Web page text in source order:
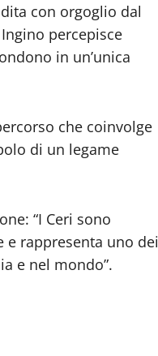
con orgoglio dal
percepisce
in un’unica
che coinvolge
di un legame
“I Ceri sono
e rappresenta uno dei
e nel mondo”.